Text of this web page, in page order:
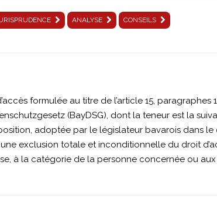
ANALYSE CONSEILS
formulée au titre de l’article 15, paragraphes 1
(BayDSG), dont la teneur est la
adoptée par le législateur bavarois dans le
exclusion totale et inconditionnelle du droit
à la catégorie de la personne concernée ou